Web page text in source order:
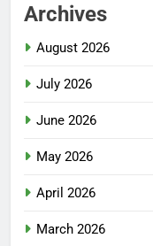
Archives
August 2026
July 2026
June 2026
May 2026
April 2026
March 2026